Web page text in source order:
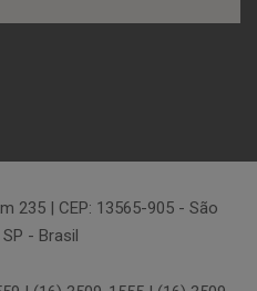
235 | CEP: 13565-905 - São
- Brasil